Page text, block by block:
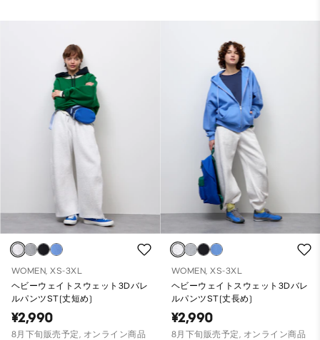
WOMEN, XS-3XL
ヘビーウェイトスウェット3Dバレ
ルパンツST(丈短め)
¥2,990
8月下旬販売予定, オンライン商品
WOMEN, XS-3XL
ヘビーウェイトスウェット3Dバレ
ルパンツST(丈長め)
¥2,990
8月下旬販売予定, オンライン商品